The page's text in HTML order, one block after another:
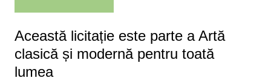
Această licitație este parte a Artă
clasică și modernă pentru toată
lumea